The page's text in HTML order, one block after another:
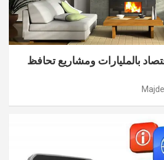
بالمليارات ومشاريع تحافظ